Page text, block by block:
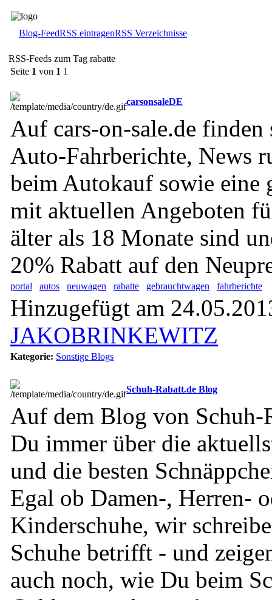
Blog-FeedRSS eintragenRSS Verzeichnisse
RSS-Feeds zum Tag rabatte
Seite 1 von 1 1
carsonsaleDE
Auf cars-on-sale.de finden
Auto-Fahrberichte, News
beim Autokauf sowie eine
mit aktuellen Angeboten
älter als 18 Monate sind
20% Rabatt auf den
portal autos neuwagen rabatte gebrauchtwagen fahrberichte
Hinzugefügt am
JAKOBRINKEWITZ
Kategorie: Sonstige Blogs
Schuh-Rabatt.de Blog
Auf dem Blog von Schuh-
Du immer über die
und die besten
Egal ob Damen-, Herren-
Kinderschuhe, wir
Schuhe betrifft - und
auch noch, wie Du beim